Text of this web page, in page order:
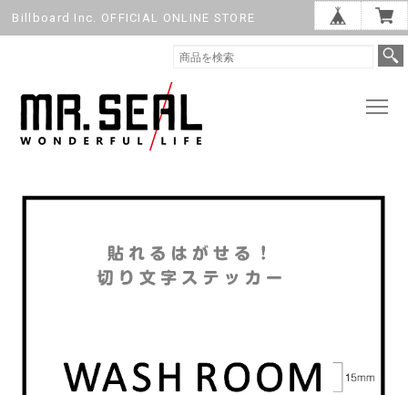
Billboard Inc. OFFICIAL ONLINE STORE